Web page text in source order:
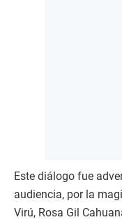
Este diálogo fue
audiencia, por la
Virú, Rosa Gil